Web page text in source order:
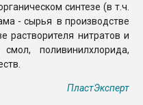
синтезе (в т.ч.
- сырья в производстве
растворителя нитратов и
поливинилхлорида,
ПластЭксперт